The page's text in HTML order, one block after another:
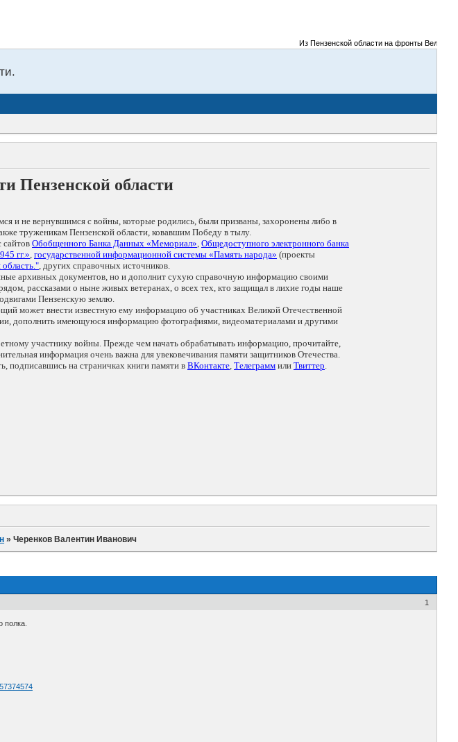
Из Пензенской области на фронты Великой
Пензенской области
и не вернувшимся с войны, которые родились, были призваны, захоронены либо в
труженикам Пензенской области, ковавшим Победу в тылу.
сайтовОбобщенного Банка Данных «Мемориал», Общедоступного электронного банка
гг.», государственной информационной системы «Память народа» (проекты
, других справочных источников.
архивных документов, но и дополнит сухую справочную информацию своими
рассказами о ныне живых ветеранах, о всех тех, кто защищал в лихие годы наше
Пензенскую землю.
может внести известную ему информацию об участниках Великой Отечественной
дополнить имеющуюся информацию фотографиями, видеоматериалами и другими
участнику войны. Прежде чем начать обрабатывать информацию, прочитайте,
информация очень важна для увековечивания памяти защитников Отечества.
на страничках книги памяти в ВКонтакте, Телеграмм или Твиттер.
»Черенков Валентин Иванович
1
полка.